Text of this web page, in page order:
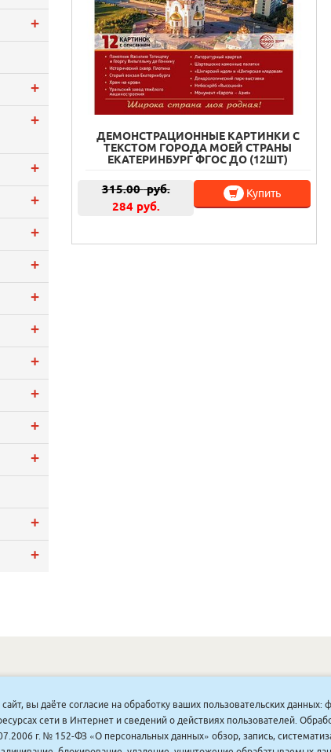
ДЕМОНСТРАЦИОННЫЕ КАРТИНКИ С
ТЕКСТОМ ГОРОДА МОЕЙ СТРАНЫ
ЕКАТЕРИНБУРГ ФГОС ДО (12ШТ)
315.00руб.
284 руб.
Купить
+
+
+
+
+
+
+
+
+
+
+
+
+
+
+
данных
ДИСКОНТНАЙ СИСТЕМА
вы даёте согласие на обработку ваших пользовательских
сети в Интернет и сведений о действиях пользователей.
г. № 152-ФЗ «О персональных данных» обзор, запись,